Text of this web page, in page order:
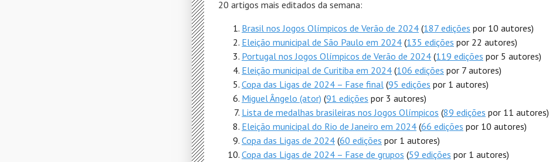
20 artigos mais editados da semana:
Brasil nos Jogos Olímpicos de Verão de 2024 (187 edições por 10 autores)
Eleição municipal de São Paulo em 2024 (135 edições por 22 autores)
Portugal nos Jogos Olímpicos de Verão de 2024 (119 edições por 5 autores)
Eleição municipal de Curitiba em 2024 (106 edições por 7 autores)
Copa das Ligas de 2024 – Fase final (95 edições por 1 autores)
Miguel Ângelo (ator) (91 edições por 3 autores)
Lista de medalhas brasileiras nos Jogos Olímpicos (89 edições por 11 autores)
Eleição municipal do Rio de Janeiro em 2024 (66 edições por 10 autores)
Copa das Ligas de 2024 (60 edições por 1 autores)
Copa das Ligas de 2024 – Fase de grupos (59 edições por 1 autores)